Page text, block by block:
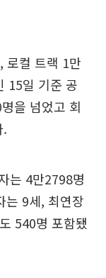
로컬 트랙 1만
15일 기준 공
을 넘었고 회
.
는 4만2798명
는 9세, 최연장
540명 포함됐